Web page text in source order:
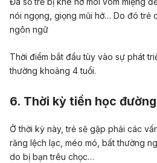
nói ngọng, giọng mũi hở… Do đó trẻ
ngôn ngữ
Thời điểm bắt đầu tùy vào sự phát
thường khoảng 4 tuổi.
6. Thời kỳ tiền học
Ở thời kỳ này, trẻ sẽ gặp phải các
răng lệch lạc, méo mó, bất thường
do bị bạn trêu chọc…